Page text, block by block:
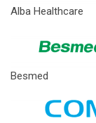
Alba Healthcare
Besmed